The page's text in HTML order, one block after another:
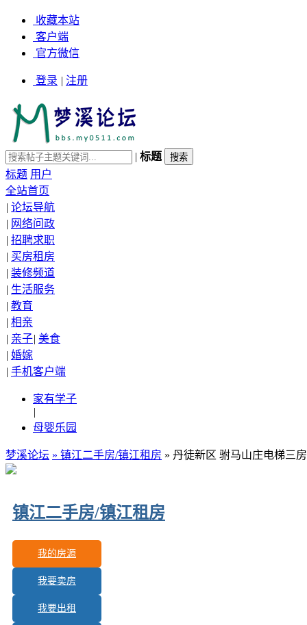
收藏本站
客户端
官方微信
登录 | 注册
| 标题
标题 用户
全站首页
| 论坛导航
| 网络问政
| 招聘求职
| 买房租房
| 装修频道
| 生活服务
| 教育
| 相亲
| 亲子| 美食
| 婚嫁
| 手机客户端
家有学子
|
母婴乐园
梦溪论坛 » 镇江二手房/镇江租房 » 丹徒新区 驸马山庄电梯三
镇江二手房/镇江租房
更新房源：
我的房源
我要卖房
我要出租